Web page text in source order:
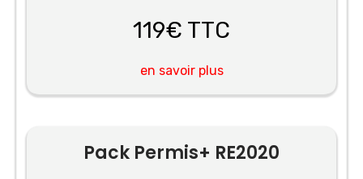
119€ TTC
en savoir plus
Pack Permis+ RE2020